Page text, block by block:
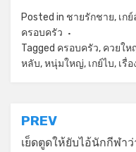
Posted in ชายรักชาย, เก
ครอบครัว
Tagged ครอบครัว, ควยให
หลับ,หนุ่มใหญ่, เกย์ไบ, เรื่อ
แนะแนว
PREV
เย็ดตูดให้ยับไอ้นักกีฬา